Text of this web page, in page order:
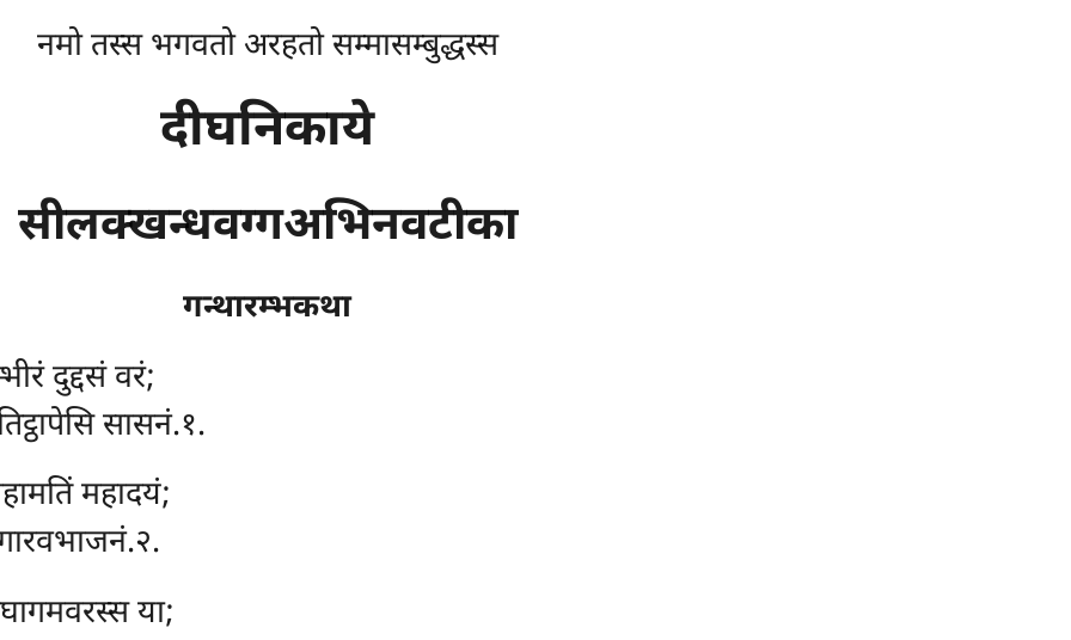
नमो तस्स भगवतो अरहतो सम्मासम्बुद्धस्स
दीघनिकाये
सीलक्खन्धवग्गअभिनवटीका
गन्थारम्भकथा
दुद्दसं वरं;
सासनं.१.
महादयं;
या;